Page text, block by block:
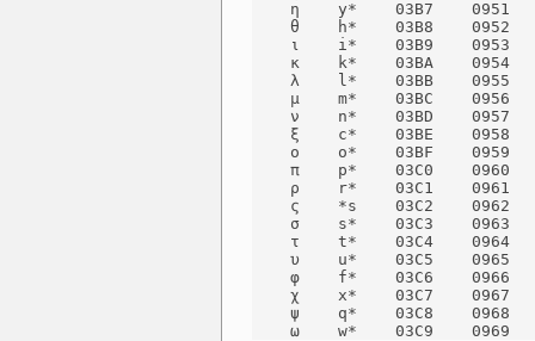
η    y*    03B7    0951
θ    h*    03B8    0952
ι    i*    03B9    0953
κ    k*    03BA    0954
λ    l*    03BB    0955
μ    m*    03BC    0956
ν    n*    03BD    0957
ξ    c*    03BE    0958
ο    o*    03BF    0959
π    p*    03C0    0960
ρ    r*    03C1    0961
ς    *s    03C2    0962
σ    s*    03C3    0963
τ    t*    03C4    0964
υ    u*    03C5    0965
φ    f*    03C6    0966
χ    x*    03C7    0967
ψ    q*    03C8    0968
ω    w*    03C9    0969